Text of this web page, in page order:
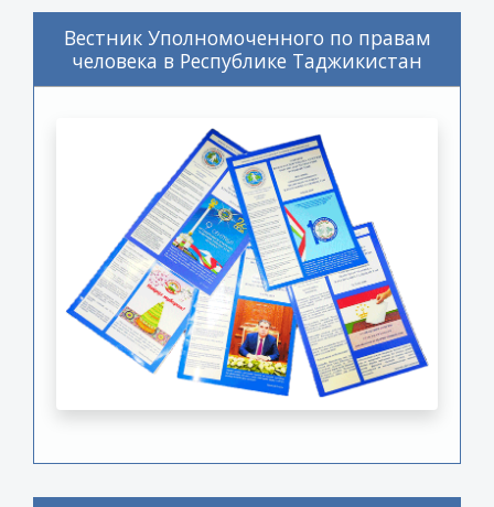
Вестник Уполномоченного по правам
человека в Республике Таджикистан